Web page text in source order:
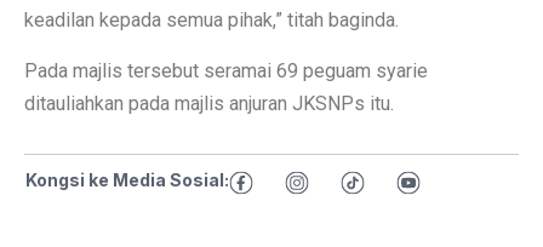
keadilan kepada semua pihak,” titah baginda.
Pada majlis tersebut seramai 69 peguam syarie
ditauliahkan pada majlis anjuran JKSNPs itu.
Kongsi ke Media Sosial: